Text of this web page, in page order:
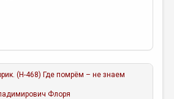
(Н-468) Где помрём – не знаем
Флоря